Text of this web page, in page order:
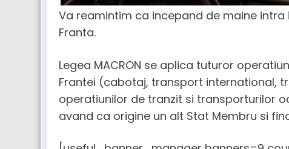
Va reamintim ca incepand de maine
Franta.
Legea MACRON se aplica tuturor
Frantei (cabotaj, transport international,
operatiunilor de tranzit si transporturilor
avand ca origine un alt Stat Membru si